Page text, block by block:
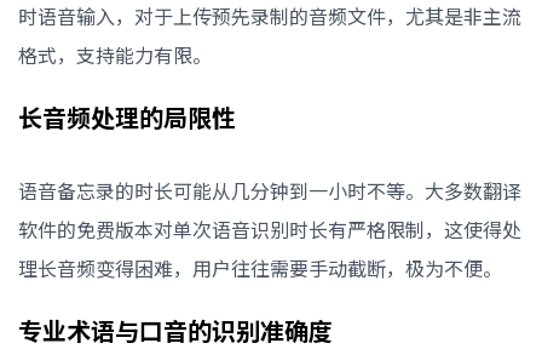
时语音输入，对于上传预先录制的音频文件，尤其是非主流
格式，支持能力有限。
长音频处理的局限性
语音备忘录的时长可能从几分钟到一小时不等。大多数翻译
软件的免费版本对单次语音识别时长有严格限制，这使得处
理长音频变得困难，用户往往需要手动截断，极为不便。
专业术语与口音的识别准确度